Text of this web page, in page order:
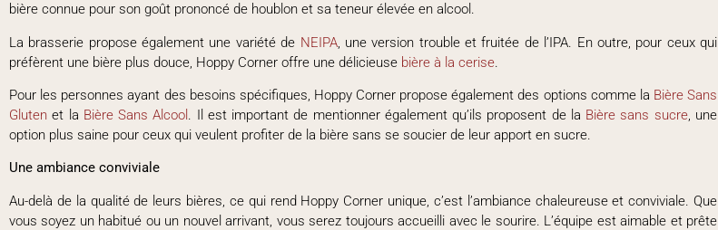
bière connue pour son goût prononcé de houblon et sa teneur élevée en alcool.
La brasserie propose également une variété de NEIPA, une version trouble et fruitée de l’IPA. En outre, pour ceux qui
préfèrent une bière plus douce, Hoppy Corner offre une délicieuse bière à la cerise.
Pour les personnes ayant des besoins spécifiques, Hoppy Corner propose également des options comme la Bière Sans
Gluten et la Bière Sans Alcool . Il est important de mentionner également qu’ils proposent de la Bière sans sucre, une
option plus saine pour ceux qui veulent profiter de la bière sans se soucier de leur apport en sucre.
Une ambiance conviviale
Au-delà de la qualité de leurs bières, ce qui rend Hoppy Corner unique, c’est l’ambiance chaleureuse et conviviale. Que
vous soyez un habitué ou un nouvel arrivant, vous serez toujours accueilli avec le sourire. L’équipe est aimable et prête